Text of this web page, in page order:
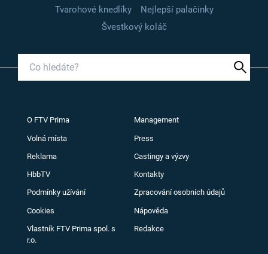
Tvarohové knedlíky
Nejlepší palačinky
Švestkový koláč
O FTV Prima Management
Volná místa Press
Reklama Castingy a výzvy
HbbTV Kontakty
Podmínky užívání Zpracování osobních údajů
Cookies Nápověda
Vlastník FTV Prima spol. s
r.o.
Redakce